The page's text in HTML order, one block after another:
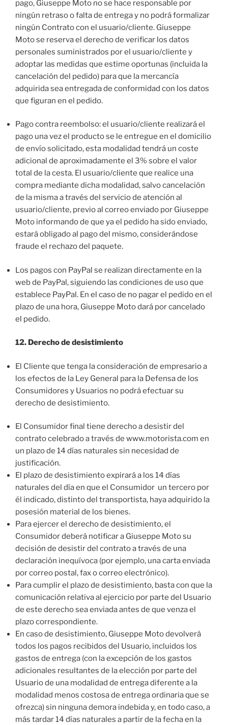
pago, Giuseppe Moto no se hace responsable por
ningún retraso o falta de entrega y no podrá formalizar
ningún Contrato con el usuario/cliente. Giuseppe
Moto se reserva el derecho de verificar los datos
personales suministrados por el usuario/cliente y
adoptar las medidas que estime oportunas (incluida la
cancelación del pedido) para que la mercancía
adquirida sea entregada de conformidad con los datos
que figuran en el pedido.
Pago contra reembolso: el usuario/cliente realizará el
pago una vez el producto se le entregue en el domicilio
de envío solicitado, esta modalidad tendrá un coste
adicional de aproximadamente el 3% sobre el valor
total de la cesta. El usuario/cliente que realice una
compra mediante dicha modalidad, salvo cancelación
de la misma a través del servicio de atención al
usuario/cliente, previo al correo enviado por Giuseppe
Moto informando de que ya el pedido ha sido enviado,
estará obligado al pago del mismo, considerándose
fraude el rechazo del paquete.
Los pagos con PayPal se realizan directamente en la
web de PayPal, siguiendo las condiciones de uso que
establece PayPal. En el caso de no pagar el pedido en el
plazo de una hora, Giuseppe Moto dará por cancelado
el pedido.
12. Derecho de desistimiento
El Cliente que tenga la consideración de empresario a
los efectos de la Ley General para la Defensa de los
Consumidores y Usuarios no podrá efectuar su
derecho de desistimiento.
El Consumidor final tiene derecho a desistir del
contrato celebrado a través de www.motorista.com en
un plazo de 14 días naturales sin necesidad de
justificación.
El plazo de desistimiento expirará a los 14 días
naturales del día en que el Consumidor un tercero por
él indicado, distinto del transportista, haya adquirido la
posesión material de los bienes.
Para ejercer el derecho de desistimiento, el
Consumidor deberá notificar a Giuseppe Moto su
decisión de desistir del contrato a través de una
declaración inequívoca (por ejemplo, una carta enviada
por correo postal, fax o correo electrónico).
Para cumplir el plazo de desistimiento, basta con que la
comunicación relativa al ejercicio por parte del Usuario
de este derecho sea enviada antes de que venza el
plazo correspondiente.
En caso de desistimiento, Giuseppe Moto devolverá
todos los pagos recibidos del Usuario, incluidos los
gastos de entrega (con la excepción de los gastos
adicionales resultantes de la elección por parte del
Usuario de una modalidad de entrega diferente a la
modalidad menos costosa de entrega ordinaria que se
ofrezca) sin ninguna demora indebida y, en todo caso, a
más tardar 14 días naturales a partir de la fecha en la